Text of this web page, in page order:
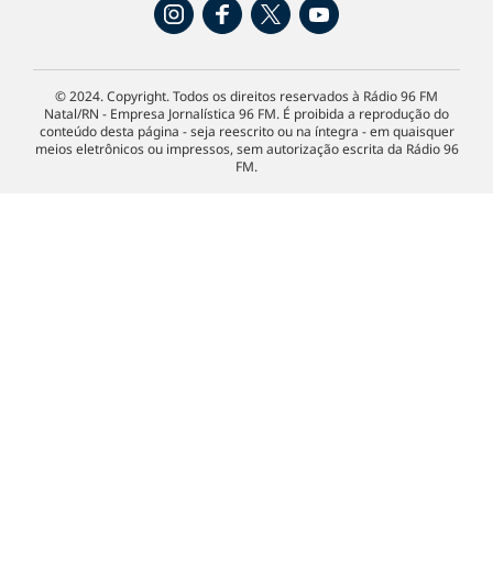
© 2024. Copyright. Todos os direitos reservados à Rádio 96 FM
Natal/RN - Empresa Jornalística 96 FM. É proibida a reprodução do
conteúdo desta página - seja reescrito ou na íntegra - em quaisquer
meios eletrônicos ou impressos, sem autorização escrita da Rádio 96
FM.